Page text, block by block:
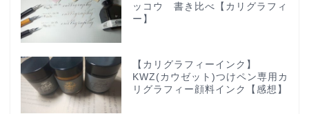
ッコウ 書き比べ【カリグラフィ
ー】
【カリグラフィーインク】
KWZ(カウゼット)つけペン専用カ
リグラフィー顔料インク【感想】